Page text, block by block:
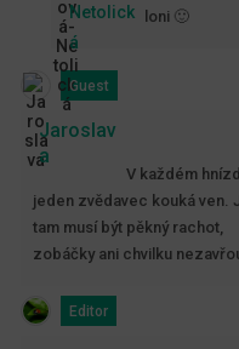
Netolick
á
loni 🙂
Guest
Jaroslav
a
V každém
jeden zvědavec kouká ven.
tam musí být pěkný rachot,
zobáčky ani chvilku
Editor